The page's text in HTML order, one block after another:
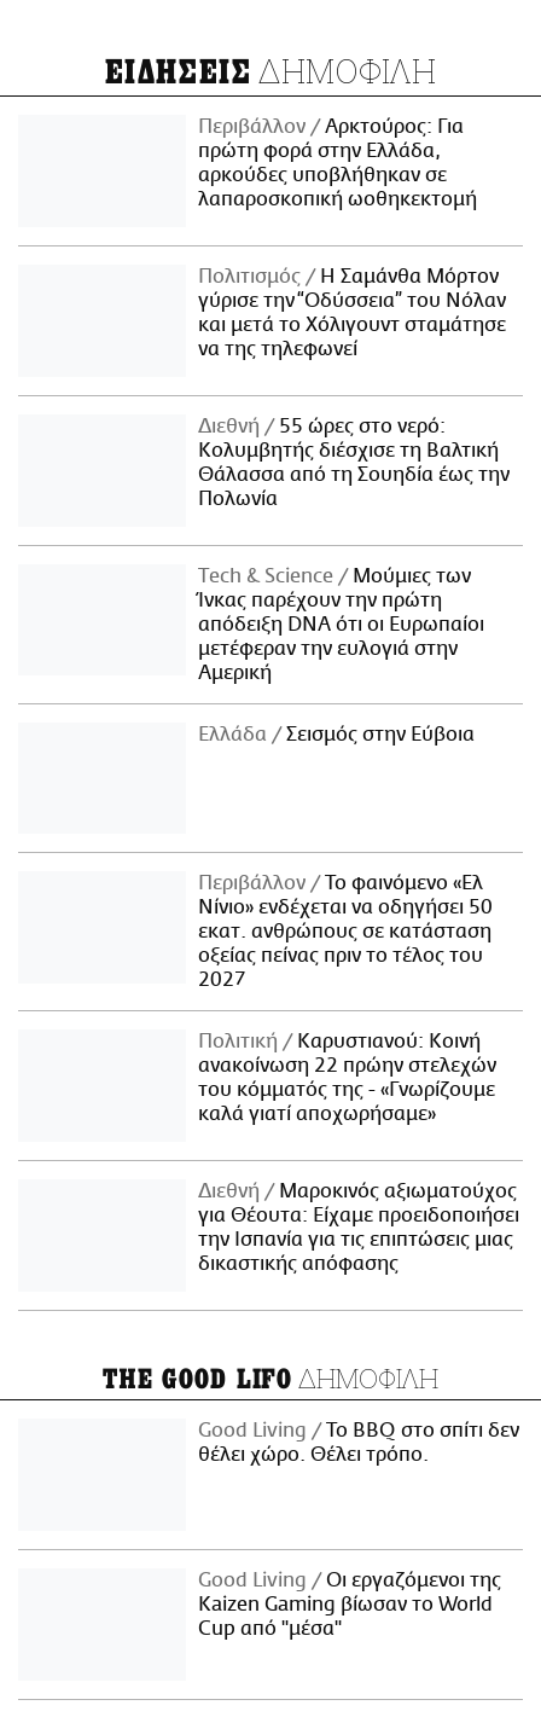
ΕΙΔΗΣΕΙΣ ΔΗΜΟΦΙΛΗ
Περιβάλλον
Αρκτούρος: Για
πρώτη φορά στην Ελλάδα,
αρκούδες υποβλήθηκαν σε
λαπαροσκοπική ωοθηκεκτομή
Πολιτισμός
Η Σαμάνθα Μόρτον
γύρισε την “Οδύσσεια” του Νόλαν
και μετά το Χόλιγουντ σταμάτησε
να της τηλεφωνεί
Διεθνή
55 ώρες στο νερό:
Κολυμβητής διέσχισε τη Βαλτική
Θάλασσα από τη Σουηδία έως την
Πολωνία
Τech & Science
Μούμιες των
Ίνκας παρέχουν την πρώτη
απόδειξη DNA ότι οι Ευρωπαίοι
μετέφεραν την ευλογιά στην
Αμερική
Ελλάδα Σεισμός στην Εύβοια
Περιβάλλον
Το φαινόμενο «Ελ
Νίνιο» ενδέχεται να οδηγήσει 50
εκατ. ανθρώπους σε κατάσταση
οξείας πείνας πριν το τέλος του
2027
Πολιτική
Καρυστιανού: Κοινή
ανακοίνωση 22 πρώην στελεχών
του κόμματός της - «Γνωρίζουμε
καλά γιατί αποχωρήσαμε»
Διεθνή
Μαροκινός αξιωματούχος
για Θέουτα: Είχαμε προειδοποιήσει
την Ισπανία για τις επιπτώσεις μιας
δικαστικής απόφασης
THE GOOD LIFO ΔΗΜΟΦΙΛΗ
Good Living
Το BBQ στο σπίτι δεν
θέλει χώρο. Θέλει τρόπο.
Good Living
Οι εργαζόμενοι της
Kaizen Gaming βίωσαν το World
Cup από "μέσα"